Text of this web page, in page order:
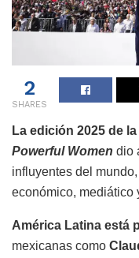
2
SHARES
La edición 2025 de
Powerful Women dio
influyentes del
económico, mediático
América Latina está
mexicanas como